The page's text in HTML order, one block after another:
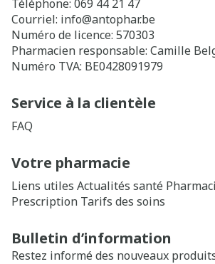
Téléphone: 069 44 21 47
Courriel: info@antophar.be
Numéro de licence: 570303
Pharmacien responsable: Camille
Numéro TVA: BE0428091979
Service à la clientèle
FAQ
Votre pharmacie
Liens utiles Actualités santé
Prescription Tarifs des soins
Bulletin d’information
Restez informé des nouveaux